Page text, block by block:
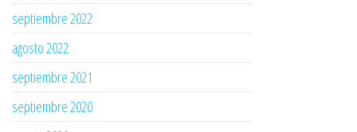
septiembre 2022
agosto 2022
septiembre 2021
septiembre 2020